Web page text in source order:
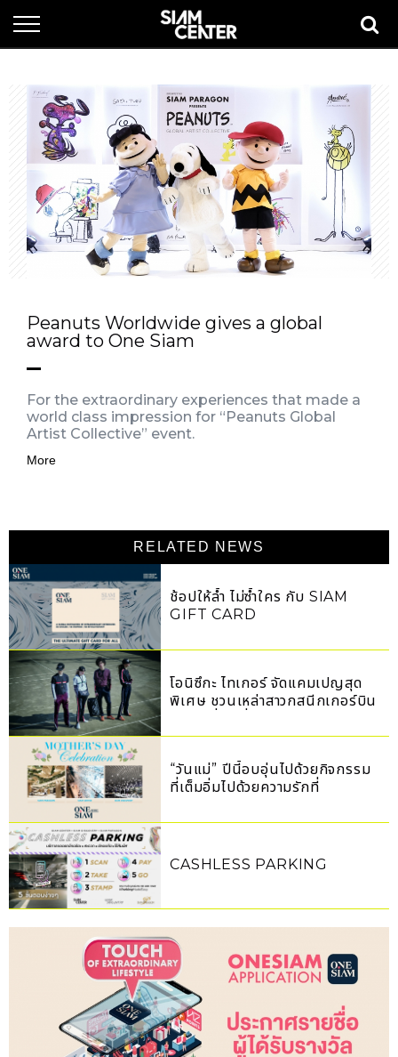
Peanuts Worldwide gives a global
award to One Siam
For the extraordinary experiences that made a
world class impression for “Peanuts Global
Artist Collective” event.
More
RELATED NEWS
ช้อปให้ล้ำ ไม่ซ้ำใคร กับ SIAM
GIFT CARD
โอนิซึกะ ไทเกอร์ จัดแคมเปญสุด
พิเศษ ชวนเหล่าสาวกสนีกเกอร์บิน
“วันแม่” ปีนี้อบอุ่นไปด้วยกิจกรรม
ที่เต็มอิ่มไปด้วยความรักที่
CASHLESS PARKING